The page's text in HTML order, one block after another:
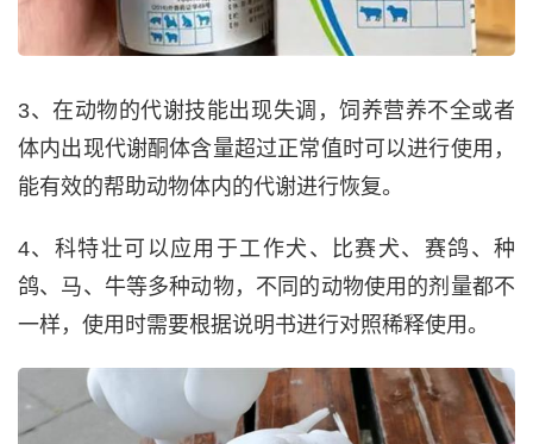
3、在动物的代谢技能出现失调，饲养营养不全或者
体内出现代谢酮体含量超过正常值时可以进行使用，
能有效的帮助动物体内的代谢进行恢复。
4、科特壮可以应用于工作犬、比赛犬、赛鸽、种
鸽、马、牛等多种动物，不同的动物使用的剂量都不
一样，使用时需要根据说明书进行对照稀释使用。